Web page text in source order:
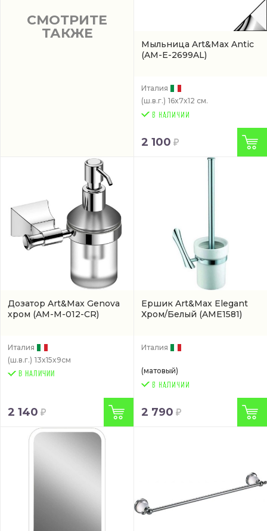
СМОТРИТЕ
ТАКЖЕ
Мыльница Art&Max Antic
(AM-E-2699AL)
Италия
(ш.в.г.) 16x7x12 см.
2 100
Дозатор Art&Max Genova
хром (AM-M-012-CR)
Италия
(ш.в.г.) 13x15x9см
В НАЛИЧИИ
2 140
Ершик Art&Max Elegant
Хром/Белый (AME1581)
Италия
(матовый)
2 790